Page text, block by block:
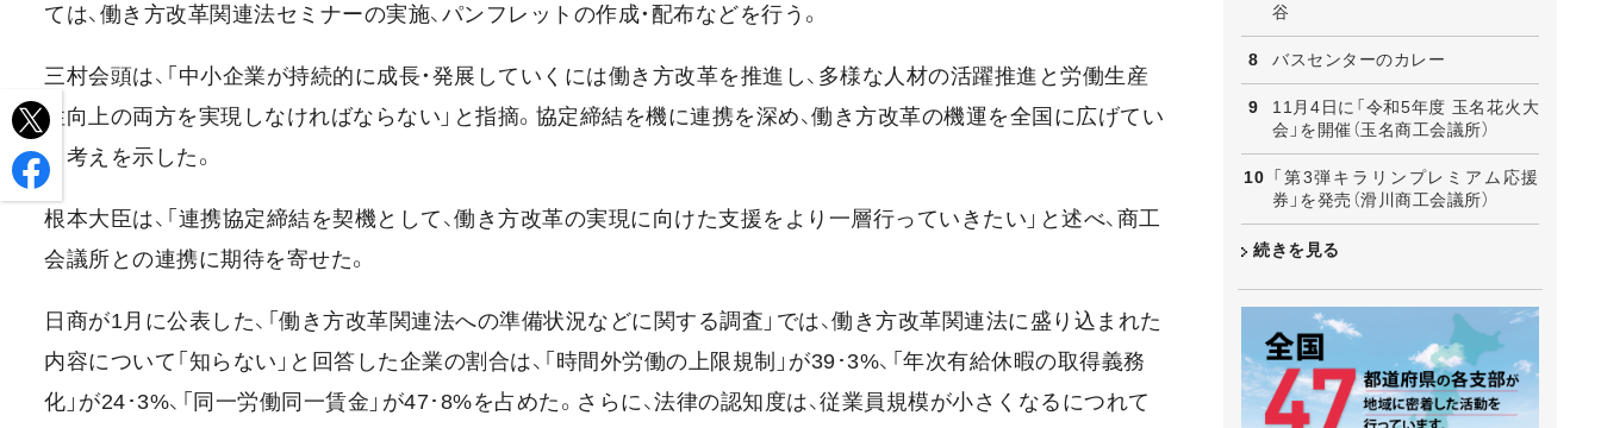
ては、働き方改革関連法セミナーの実施、パンフレットの作成・配布などを行う。
三村会頭は、「中小企業が持続的に成長・発展していくには働き方改革を推進し、多様な人材の活躍推進と労働生産
性向上の両方を実現しなければならない」と指摘。協定締結を機に連携を深め、働き方改革の機運を全国に広げてい
く考えを示した。
根本大臣は、「連携協定締結を契機として、働き方改革の実現に向けた支援をより一層行っていきたい」と述べ、商工
会議所との連携に期待を寄せた。
日商が1月に公表した、「働き方改革関連法への準備状況などに関する調査」では、働き方改革関連法に盛り込まれた
内容について「知らない」と回答した企業の割合は、「時間外労働の上限規制」が39･3%、「年次有給休暇の取得義務
化」が24･3%、「同一労働同一賃金」が47･8%を占めた。さらに、法律の認知度は、従業員規模が小さくなるにつれて
谷
バスセンターのカレー
11月4日に「令和5年度 玉名花火大
会」を開催（玉名商工会議所）
「第3弾キラリンプレミアム応援
券」を発売（滑川商工会議所）
続きを見る